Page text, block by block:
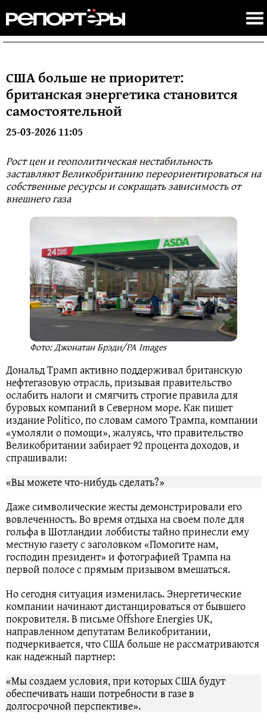
США больше не приоритет:
британская энергетика становится
самостоятельной
25-03-2026 11:05
Рост цен и геополитическая нестабильность
заставляют Великобританию переориентироваться на
собственные ресурсы и сокращать зависимость от
внешнего газа
Фото: Джонатан Брэди/PA Images
Дональд Трамп активно поддерживал британскую
нефтегазовую отрасль, призывая правительство
ослабить налоги и смягчить строгие правила для
буровых компаний в Северном море. Как пишет
издание Politico, по словам самого Трампа, компании
«умоляли о помощи», жалуясь, что правительство
Великобритании забирает 92 процента доходов, и
спрашивали:
«Вы можете что‑нибудь сделать?»
Даже символические жесты демонстрировали его
вовлеченность. Во время отдыха на своем поле для
гольфа в Шотландии лоббисты тайно принесли ему
местную газету с заголовком «Помогите нам,
господин президент» и фотографией Трампа на
первой полосе с прямым призывом вмешаться.
Но сегодня ситуация изменилась. Энергетические
компании начинают дистанцироваться от бывшего
покровителя. В письме Offshore Energies UK,
направленном депутатам Великобритании,
подчеркивается, что США больше не рассматриваются
как надежный партнер:
«Мы создаем условия, при которых США будут
обеспечивать наши потребности в газе в
долгосрочной перспективе».